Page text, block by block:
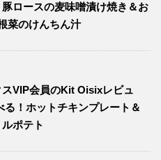
ロースの麦味噌漬け焼き＆お
菜のけんちん汁
スVIP会員のKit Oisixレビュ
る！ホットチキンプレート＆
ポテト